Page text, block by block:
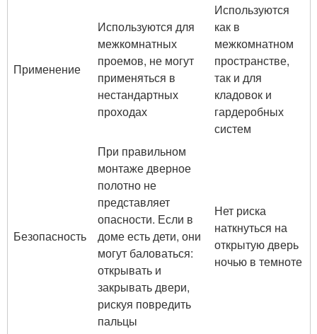
Применение
Используются для
межкомнатных
проемов, не могут
применяться в
нестандартных
проходах
Используются
как в
межкомнатном
пространстве,
так и для
кладовок и
гардеробных
систем
Безопасность
При правильном
монтаже дверное
полотно не
представляет
опасности. Если в
доме есть дети, они
могут баловаться:
открывать и
закрывать двери,
рискуя повредить
пальцы
Нет риска
наткнуться на
открытую дверь
ночью в темноте